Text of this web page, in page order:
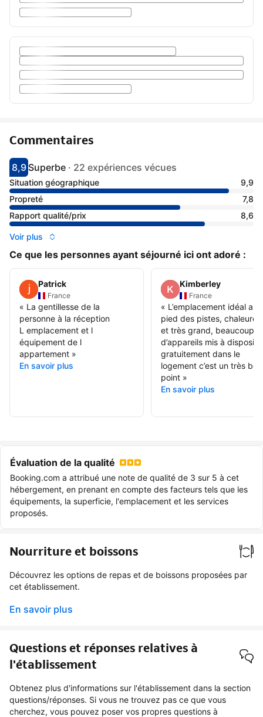
Commentaires
Avec une note de 8.9
8,9
superbeSuperbe · 22 expériences vécues
Situation géographique
9,9
Propreté
7,8
Rapport qualité/prix
8,6
Voir plus
Ce que les personnes ayant séjourné ici ont adoré :
Patrick
France
« La gentillesse de la
personne à la réception
L emplacement et l
équipement de l
appartement »
En savoir plus
Kimberley
France
« L’emplacement idéal au
pied des pistes,
et très grand, beaucoup
d’appareils mis à
gratuitement dans le
logement c’est un très bon
point»
En savoir plus
Évaluation de la qualité
Booking.com a attribué une note de qualité de 3 sur 5 à cet
hébergement, en prenant en compte des facteurs tels que les
équipements, la superficie, l'emplacement et les services
proposés.
Nourriture et boissons
Découvrez les options de repas et de boissons proposées par
cet établissement.
En savoir plus
Questions et réponses relatives à
l'établissement
Obtenez plus d'informations sur l'établissement dans la section
questions/réponses. Si vous ne trouvez pas ce que vous
cherchez, vous pouvez poser vos propres questions à